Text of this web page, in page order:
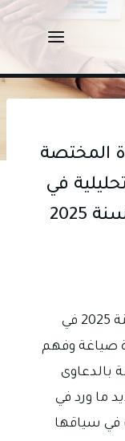
المختصة
في
في ضوء صدور تعليمات رقم (1) لسنة 2025 في
صياغة وفهم
بالدعاوى
ما ورد في
في سياقها